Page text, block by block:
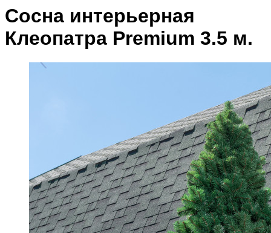
Сосна интерьерная
Клеопатра Premium 3.5 м.